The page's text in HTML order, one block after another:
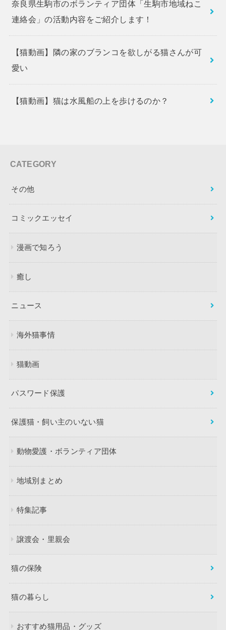
奈良県生駒市のボランティア団体「生駒市地域ねこ
連絡会」の活動内容をご紹介します！
【猫動画】隣の家のブランコを欲しがる猫さんが可
愛い
【猫動画】猫は水風船の上を歩けるのか？
CATEGORY
その他
コミックエッセイ
漫画で知ろう
癒し
ニュース
海外猫事情
猫動画
パスワード保護
保護猫・飼い主のいない猫
動物愛護・ボランティア団体
地域別まとめ
特集記事
譲渡会・里親会
猫の保険
猫の暮らし
おすすめ猫用品・グッズ